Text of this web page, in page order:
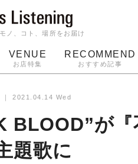
ノ、コト、場所をお届け
VENUE
お店特集
RECOMMEND
おすすめ記事
ーブル
｜2021.04.14 Wed
BLOOD”が
題歌に